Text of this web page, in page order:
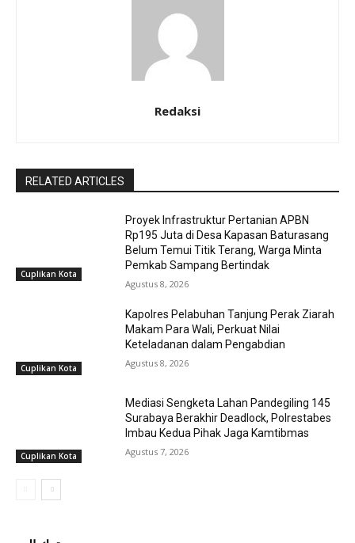
Redaksi
RELATED ARTICLES
Cuplikan Kota
Proyek Infrastruktur Pertanian APBN
Rp195 Juta di Desa Kapasan Baturasang
Belum Temui Titik Terang, Warga Minta
Pemkab Sampang Bertindak
Agustus 8, 2026
Cuplikan Kota
Kapolres Pelabuhan Tanjung Perak Ziarah
Makam Para Wali, Perkuat Nilai
Keteladanan dalam Pengabdian
Agustus 8, 2026
Cuplikan Kota
Mediasi Sengketa Lahan Pandegiling 145
Surabaya Berakhir Deadlock, Polrestabes
Imbau Kedua Pihak Jaga Kamtibmas
Agustus 7, 2026